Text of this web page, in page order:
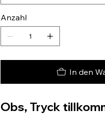
Anzahl
In den
Obs, Tryck